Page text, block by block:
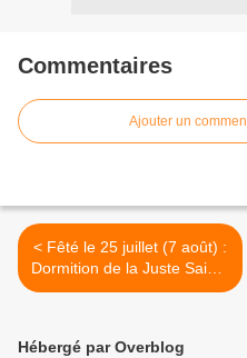
Commentaires
Ajouter un
< Fêté le 25 juillet (7 août) :
Dormition de la Juste Sainte
Anna, la Mère de la très
Hébergé par Overblog